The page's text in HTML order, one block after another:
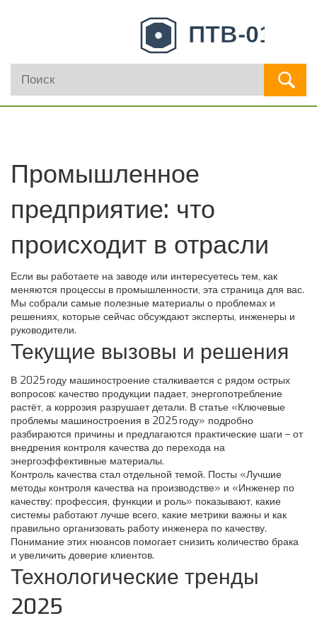
Промышленное
предприятие: что
происходит в отрасли
Если вы работаете на заводе или интересуетесь тем, как
меняются процессы в промышленности, эта страница для вас.
Мы собрали самые полезные материалы о проблемах и
решениях, которые сейчас обсуждают эксперты, инженеры и
руководители.
Текущие вызовы и решения
В 2025 году машиностроение сталкивается с рядом острых
вопросов: качество продукции падает, энергопотребление
растёт, а коррозия разрушает детали. В статье «Ключевые
проблемы машиностроения в 2025 году» подробно
разбираются причины и предлагаются практические шаги – от
внедрения контроля качества до перехода на
энергоэффективные материалы.
Контроль качества стал отдельной темой. Посты «Лучшие
методы контроля качества на производстве» и «Инженер по
качеству: профессия, функции и роль» показывают, какие
системы работают лучше всего, какие метрики важны и как
правильно организовать работу инженера по качеству.
Понимание этих нюансов помогает снизить количество брака
и увеличить доверие клиентов.
Технологические тренды
2025